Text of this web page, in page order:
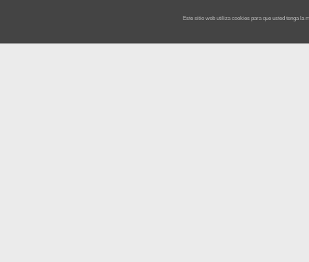
Este sitio web utiliza cookies para que usted tenga la